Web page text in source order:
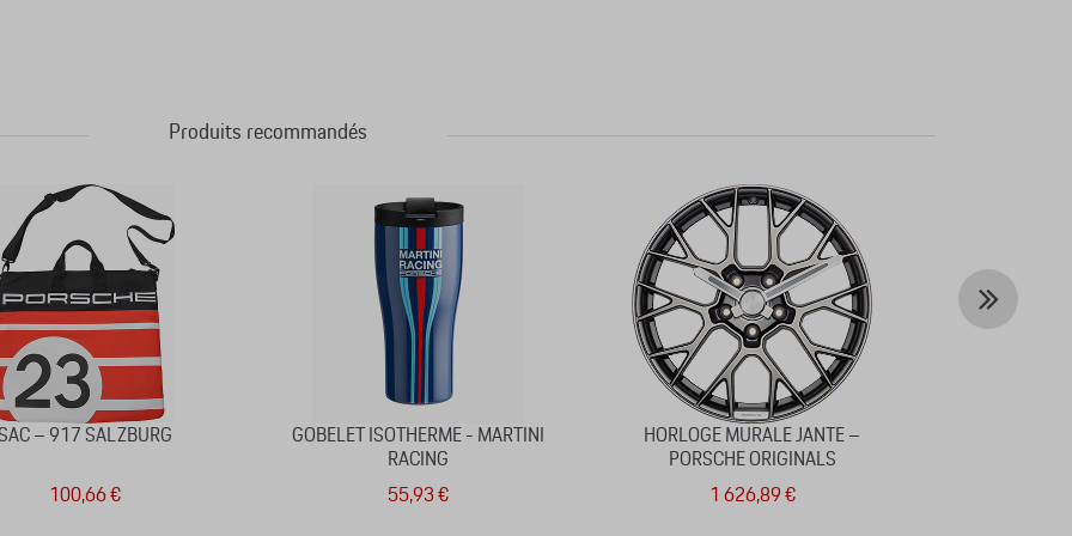
Produits recommandés
– 917 SALZBURG
100,66 €
GOBELET ISOTHERME - MARTINI
RACING
55,93 €
HORLOGE MURALE JANTE –
PORSCHE ORIGINALS
1 626,89 €